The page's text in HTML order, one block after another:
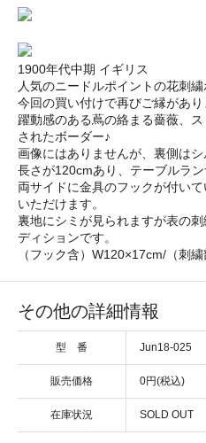
1900年代中期 イギリス
人気のニードルポイントの花刺繍
今回の買い付けで再びご縁があり
躍動感のある蔦の絡まる薔薇、
されたボーダー♪
画像にはありませんが、裏側はシ
長さが120cmあり、テーブルラ
両サイドに金具のフックが付い
いただけます。
裏地にシミが見られますが表の
ディションです。
（フック含）W120×17cm/（刺
その他の詳細情報
型 番 Jun18-025
販売価格 0円(税込)
在庫状況 SOLD OUT